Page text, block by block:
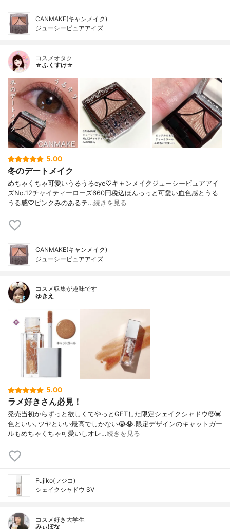
CANMAKE(キャンメイク)
ジューシーピュアアイズ
コスメオタク
☆ふくすけ☆
5.00
冬のデートメイク
めちゃくちゃ可愛いうるうるeye♡キャンメイクジューシーピュアアイ
ズNo.12チャイティーローズ660円税込ほんっっと可愛い血色感とうる
うる感♡ピンクみのあるテ…続きを見る
CANMAKE(キャンメイク)
ジューシーピュアアイズ
コスメ収集が趣味です
ゆきえ
5.00
ラメ好きさん必見！
発売当初からずっと欲しくてやっとGETした限定シェイクシャドウ🥺💓
色といい､ツヤといい最高でしかない😭😭.限定デザインのキャットガー
ルもめちゃくちゃ可愛いしオレ…続きを見る
Fujiko(フジコ)
シェイクシャドウ SV
コスメ好き大学生
みぃぽな